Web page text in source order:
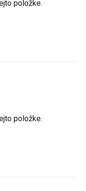
položke.
položke.